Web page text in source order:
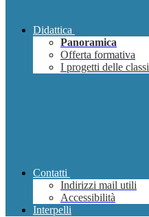
Didattica
Panoramica
Offerta formativa
I progetti delle classi
Contatti
Indirizzi mail utili
Accessibilità
Interpelli